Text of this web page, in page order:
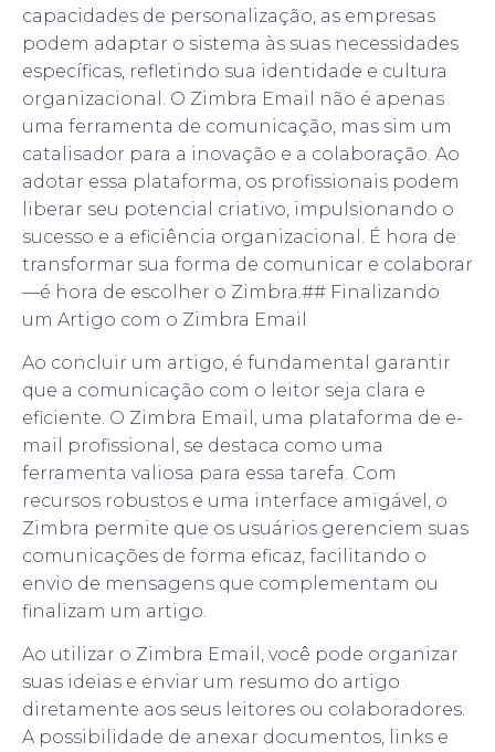
capacidades de personalização, as empresas
podem adaptar o sistema às suas necessidades
específicas, refletindo sua identidade e cultura
organizacional. O Zimbra Email não é apenas
uma ferramenta de comunicação, mas sim um
catalisador para a inovação e a colaboração. Ao
adotar essa plataforma, os profissionais podem
liberar seu potencial criativo, impulsionando o
sucesso e a eficiência organizacional. É hora de
transformar sua forma de comunicar e colaborar
—é hora de escolher o Zimbra.## Finalizando
um Artigo com o Zimbra Email
Ao concluir um artigo, é fundamental garantir
que a comunicação com o leitor seja clara e
eficiente. O Zimbra Email, uma plataforma de e-
mail profissional, se destaca como uma
ferramenta valiosa para essa tarefa. Com
recursos robustos e uma interface amigável, o
Zimbra permite que os usuários gerenciem suas
comunicações de forma eficaz, facilitando o
envio de mensagens que complementam ou
finalizam um artigo.
Ao utilizar o Zimbra Email, você pode organizar
suas ideias e enviar um resumo do artigo
diretamente aos seus leitores ou colaboradores.
A possibilidade de anexar documentos, links e